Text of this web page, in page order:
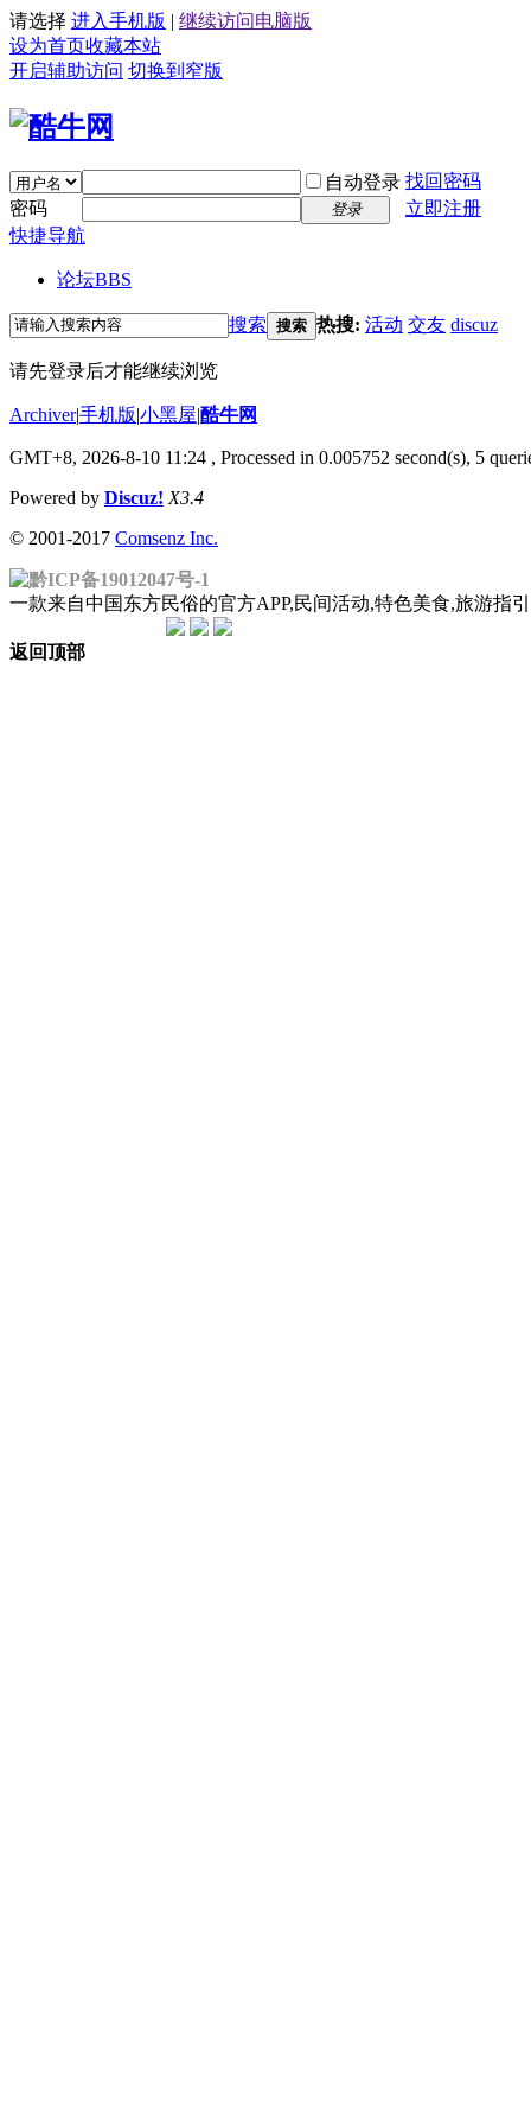
请选择 进入手机版 | 继续访问电脑版
设为首页收藏本站
开启辅助访问 切换到窄版
自动登录 找回密码
密码
登录
立即注册
快捷导航
论坛BBS
搜索 搜索 热搜: 活动 交友 discuz
请先登录后才能继续浏览
Archiver|手机版|小黑屋|酷牛网
GMT+8, 2026-8-10 11:24 , Processed in 0.005752 second(s), 5
Powered by Discuz! X3.4
© 2001-2017 Comsenz Inc.
黔ICP备19012047号-1
一款来自中国东方民俗的官方APP,民间活动,特色美食,旅游
返回顶部